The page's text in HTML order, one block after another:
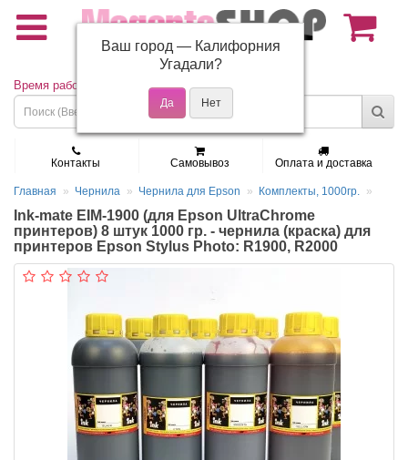
(495) 150-01-37
Время работы: Пн - Пт 9:30 - 19:00
Контакты Самовывоз Оплата и доставка
Главная Чернила Чернила для Epson Комплекты, 1000гр.
Ink-mate EIM-1900 (для Epson UltraChrome
принтеров) 8 штук 1000 гр. - чернила (краска) для
принтеров Epson Stylus Photo: R1900, R2000
Ваш город — Калифорния
Угадали?